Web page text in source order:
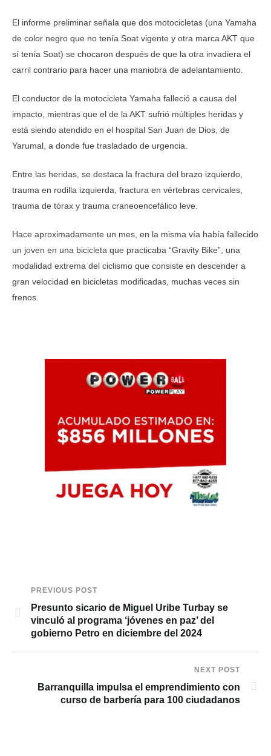
El informe preliminar señala que dos motocicletas (una Yamaha
de color negro que no tenía Soat vigente y otra marca AKT que
sí tenía Soat) se chocaron después de que la otra invadiera el
carril contrario para hacer una maniobra de adelantamiento.
El conductor de la motocicleta Yamaha falleció a causa del
impacto, mientras que el de la AKT sufrió múltiples heridas y
está siendo atendido en el hospital San Juan de Dios, de
Yarumal, a donde fue trasladado de urgencia.
Entre las heridas, se destaca la fractura del brazo izquierdo,
trauma en rodilla izquierda, fractura en vértebras cervicales,
trauma de tórax y trauma craneoencefálico leve.
Hace aproximadamente un mes, en la misma vía había fallecido
un joven en una bicicleta que practicaba “Gravity Bike”, una
modalidad extrema del ciclismo que consiste en descender a
gran velocidad en bicicletas modificadas, muchas veces sin
frenos.
PREVIOUS POST
Presunto sicario de Miguel Uribe Turbay se
vinculó al programa ‘jóvenes en paz’ del
gobierno Petro en diciembre del 2024
NEXT POST
Barranquilla impulsa el emprendimiento con
curso de barbería para 100 ciudadanos